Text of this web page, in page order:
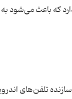
تلفن‌های